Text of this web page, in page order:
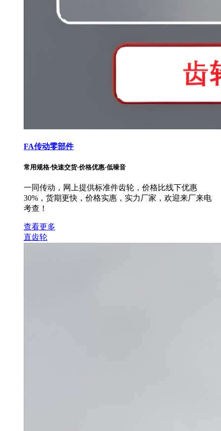
FA传动零部件
常用规格·快速交货·价格优惠·低噪音
一同传动，网上提供标准件齿轮，价格比线下优惠
30%，货期更快，价格实惠，实力厂家，欢迎来厂来电
考查！
查看更多
直齿轮